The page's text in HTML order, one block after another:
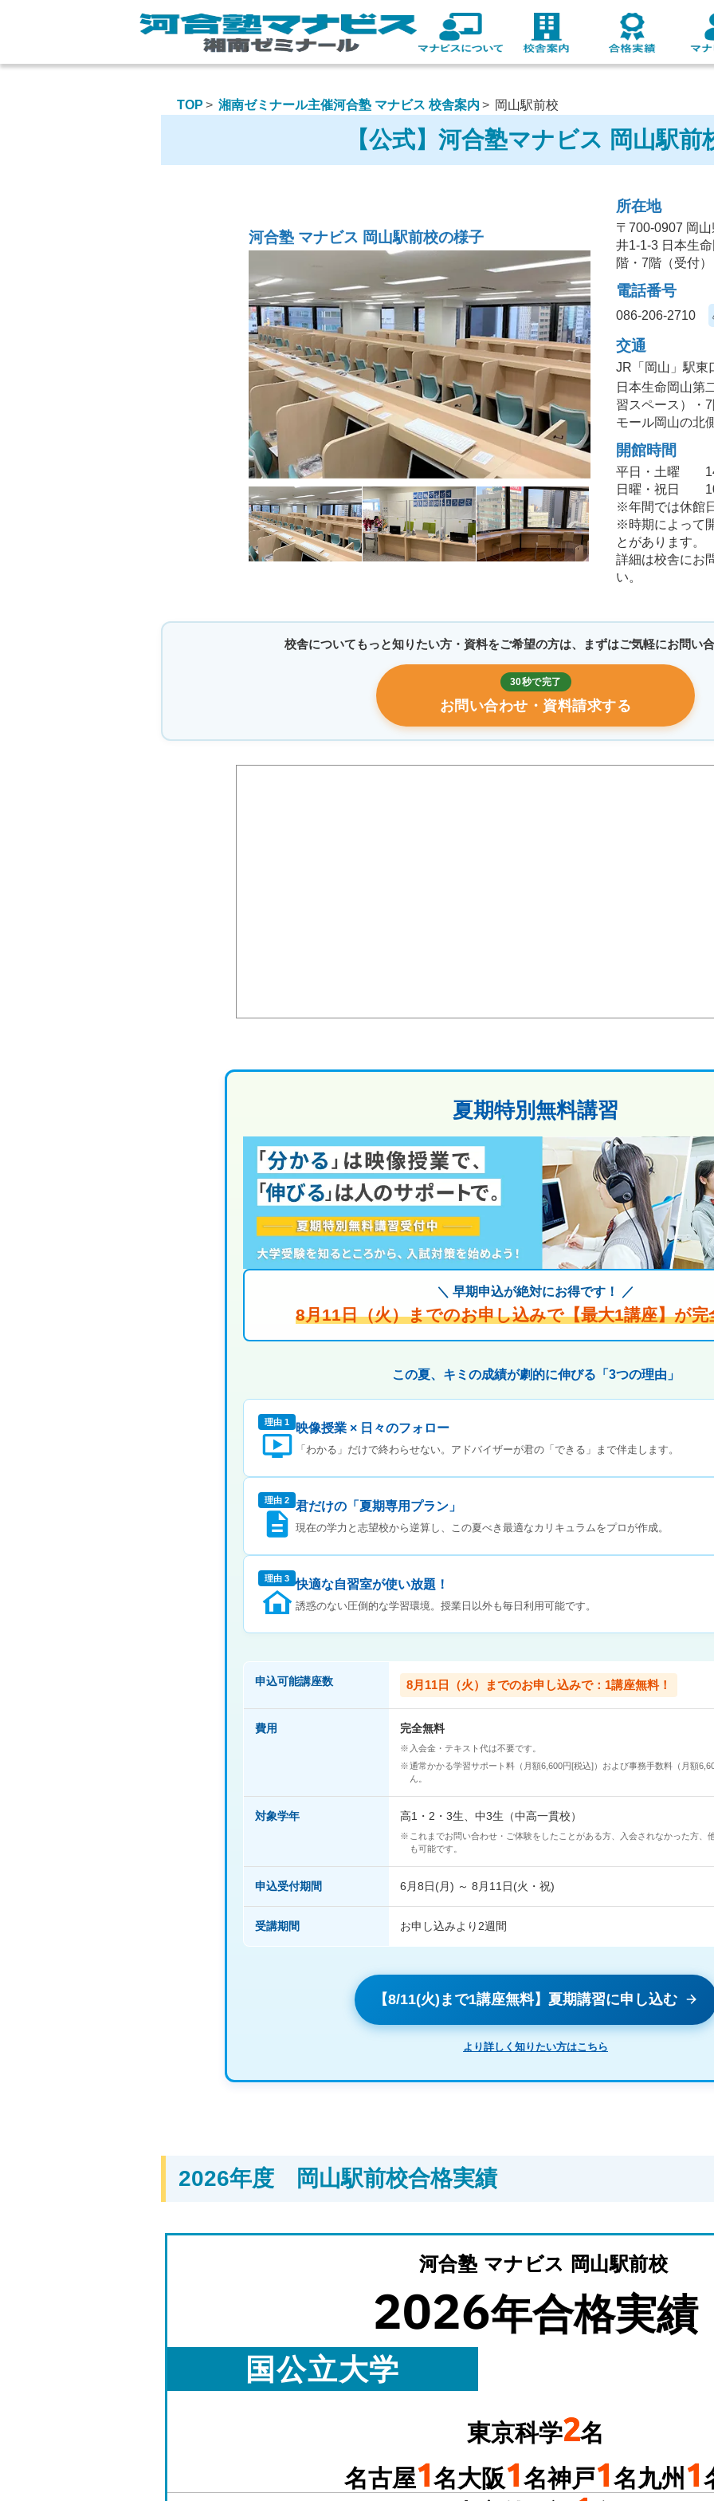
TOP 湘南ゼミナール主催河合塾 マナビス 校舎案内 岡山駅前校
【公式】河合塾マナビス 岡山駅前
河合塾 マナビス 岡山駅前校の様子
所在地
〒700-0907 岡
井1-1-3 日本生
階・7階（受付）
電話番号
086-206-2710
交通
JR「岡山」駅東
日本生命岡山第
習スペース）・
モール岡山の北
開館時間
平日・土曜
日曜・祝日
※年間では休館
※時期によって
とがあります。
詳細は校舎にお
い。
校舎についてもっと知りたい方・資料をご希望の方は、まずはご気軽にお問い
30秒で完了
お問い合わせ・資料請求する
夏期特別無料講習
＼ 早期申込が絶対にお得です！ ／
8月11日（火）までのお申し込みで【最大1講座】が完
この夏、キミの成績が劇的に伸びる「3つの理由」
理由 1 映像授業 × 日々のフォロー
「わかる」だけで終わらせない。アドバイザーが君の「できる」まで伴走します。
理由 2 君だけの「夏期専用プラン」
現在の学力と志望校から逆算し、この夏べき最適なカリキュラムをプロが作成。
理由 3 快適な自習室が使い放題！
誘惑のない圧倒的な学習環境。授業日以外も毎日利用可能です。
申込可能講座数 8月11日（火）までのお申し込みで：1講座無料！
費用 完全無料
入会金・テキスト代は不要です。
通常かかる学習サポート料（月額6,600円[税込]）および事務手数料（月額
ん。
対象学年 高1・2・3生、中3生（中高一貫校）
これまでお問い合わせ・ご体験をしたことがある方、入会されなかった方、
も可能です。
申込受付期間 6月8日(月) ～ 8月11日(火・祝)
受講期間 お申し込みより2週間
【8/11(火)まで1講座無料】夏期講習に申し込む
より詳しく知りたい方はこちら
2026年度 岡山駅前校合格実績
河合塾 マナビス 岡山駅前校
2026年合格実績
国公立大学
東京科学2名
名古屋1名大阪1名神戸1名九州 1